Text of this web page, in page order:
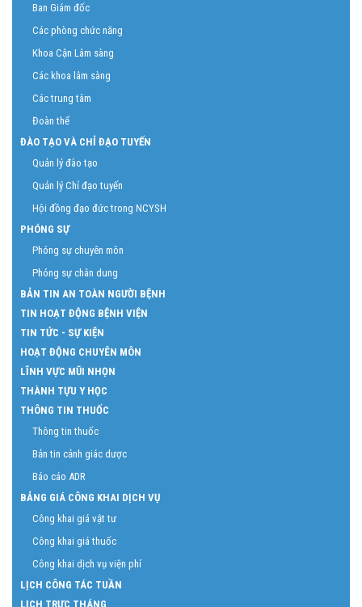
Ban Giám đốc
Các phòng chức năng
Khoa Cận Lâm sàng
Các khoa lâm sàng
Các trung tâm
Đoàn thể
ĐÀO TẠO VÀ CHỈ ĐẠO TUYẾN
Quản lý đào tạo
Quản lý Chỉ đạo tuyến
Hội đồng đạo đức trong NCYSH
PHÓNG SỰ
Phóng sự chuyên môn
Phóng sự chân dung
BẢN TIN AN TOÀN NGƯỜI BỆNH
TIN HOẠT ĐỘNG BỆNH VIỆN
TIN TỨC - SỰ KIỆN
HOẠT ĐỘNG CHUYÊN MÔN
LĨNH VỰC MŨI NHỌN
THÀNH TỰU Y HỌC
THÔNG TIN THUỐC
Thông tin thuốc
Bản tin cảnh giác dược
Báo cáo ADR
BẢNG GIÁ CÔNG KHAI DỊCH VỤ
Công khai giá vật tư
Công khai giá thuốc
Công khai dịch vụ viện phí
LỊCH CÔNG TÁC TUẦN
LỊCH TRỰC THÁNG